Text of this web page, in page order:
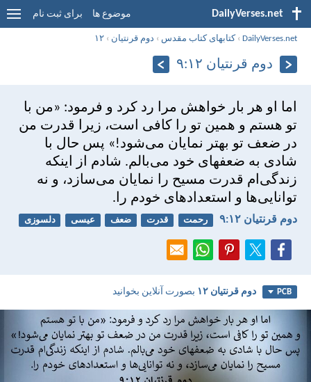
DailyVerses.net موضوع ها برای ثبت نام
DailyVerses.net
›کتابهای کتاب مقدس › دوم قرنتیان ›۱۲
دوم قرنتیان ۱۲:‏۹
اما او هر بار خواهش مرا رد كرد و فرمود: «من با
تو هستم و همين تو را كافی است، زيرا قدرت من
در ضعف تو بهتر نمايان می‌شود!» پس حال با
شادی به ضعفهای خود می‌بالم. شادم از اينكه
زندگی‌ام قدرت مسيح را نمايان می‌سازد، و نه
توانايی‌ها و استعدادهای خودم را.
دوم قرنتیان ۱۲:‏۹ رحمت قدرت ضعف عیسی دلسوزی
PCB دوم قرنتیان ۱۲ بصورت آنلاین بخوانید